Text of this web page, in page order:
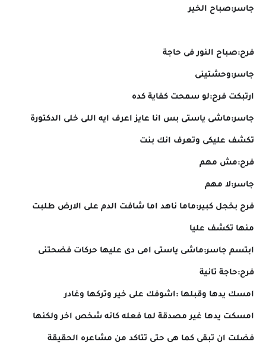
جاسر:صباح الخير
فرح:صباح النور فى حاجة
جاسر:وحشتينى
ارتبكت فرح:لو سمحت كفاية كده
جاسر:ماشى ياستى بس انا عايز اعرف ايه اللى خلى الدكتورة
تكشف عليكى وتعرف انك بنت
فرح:مش مهم
جاسر:لا مهم
فرح بخجل كبير:ماما ناهد اما شافت الدم على الارض طلبت
منها تكشف عليا
ابتسم جاسر:ماشى ياستى امى دى عليها حركات فضحتنى
فرح:حاجة تانية
امسك يدها وقبلها :اشوفك على خير وتركها وغادر
امسكت يدها غير مصدقة لما فعله كانه شخص اخر ولكنها
فضلت ان تبقى كما هى حتى تتاكد من مشاعره الحقيقة